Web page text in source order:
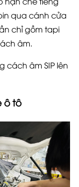
qua cánh cửa
chỉ gồm tapi
âm.
cách âm SIP lên
ô tô